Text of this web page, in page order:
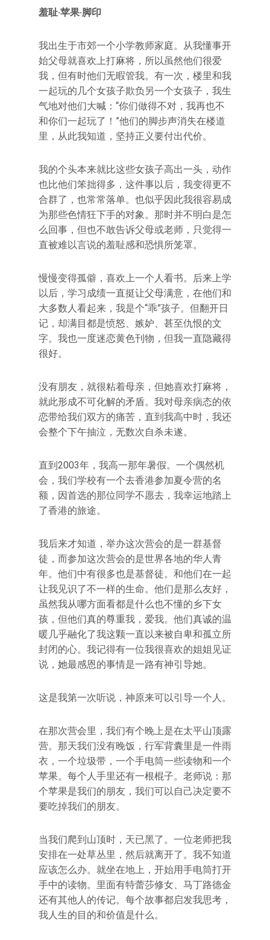
羞耻·苹果·脚印
我出生于市郊一个小学教师家庭。从我懂事开
始父母就喜欢上打麻将，所以虽然他们很爱
我，但有时他们无暇管我。有一次，楼里和我
一起玩的几个女孩子欺负另一个女孩子，我生
气地对他们大喊：“你们做得不对，我再也不
和你们一起玩了！”他们的脚步声消失在楼道
里，从此我知道，坚持正义要付出代价。
我的个头本来就比这些女孩子高出一头，动作
也比他们笨拙得多，这件事以后，我变得更不
合群了，也常常落单。也似乎因此我很容易成
为那些色情狂下手的对象。那时并不明白是怎
么回事，但也不敢告诉父母或老师，只觉得一
直被难以言说的羞耻感和恐惧所笼罩。
慢慢变得孤僻，喜欢上一个人看书。后来上学
以后，学习成绩一直挺让父母满意，在他们和
大多数人看起来，我是个“乖”孩子。但翻开日
记，却满目都是愤怒、嫉妒、甚至仇恨的文
字。我也一度迷恋黄色刊物，但我一直隐藏得
很好。
没有朋友，就很粘着母亲，但她喜欢打麻将，
就此形成不可化解的矛盾。我对母亲病态的依
恋带给我们双方的痛苦，直到我高中时，我还
会整个下午抽泣，无数次自杀未遂。
直到2003年，我高一那年暑假。一个偶然机
会，我们学校有一个去香港参加夏令营的名
额，因首选的那位同学不愿去，我幸运地踏上
了香港的旅途。
我后来才知道，举办这次营会的是一群基督
徒，而参加这次营会的是世界各地的华人青
年。他们中有很多也是基督徒。和他们在一起
让我见识了不一样的生命。他们是那么友好，
虽然我从哪方面看都是什么也不懂的乡下女
孩，但他们真的尊重我，爱我。他们真诚的温
暖几乎融化了我这颗一直以来被自卑和孤立所
封闭的心。我记得有一位我很喜欢的姐姐见证
说，她最感恩的事情是一路有神引导她。
这是我第一次听说，神原来可以引导一个人。
在那次营会里，我们有个晚上是在太平山顶露
营。那天我们没有晚饭，行军背囊里是一件雨
衣，一个垃圾带，一个手电筒一些读物和一个
苹果。每个人手里还有一根棍子。老师说：那
个苹果是我们的朋友，我们可以自己决定要不
要吃掉我们的朋友。
当我们爬到山顶时，天已黑了。一位老师把我
安排在一处草丛里，然后就离开了。我不知道
应该怎么办。就坐在地上，开始用手电筒打开
手中的读物。里面有特蕾莎修女、马丁路德金
还有其他人的传记。每个故事都启发我思考，
我人生的目的和价值是什么。